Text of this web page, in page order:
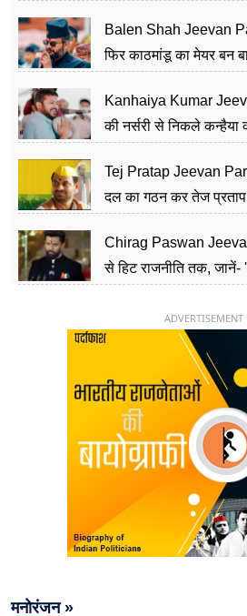
Balen Shah Jeevan
फिर काठमांडू का मेयर बन
Kanhaiya Kumar
की नर्सरी से निकले
Tej Pratap Jeevan
दल का गठन कर तेज प्रताप
Chirag Paswan
से हिट राजनीति तक, जानें-
ADVERTISEMENT
मनोरंजन »